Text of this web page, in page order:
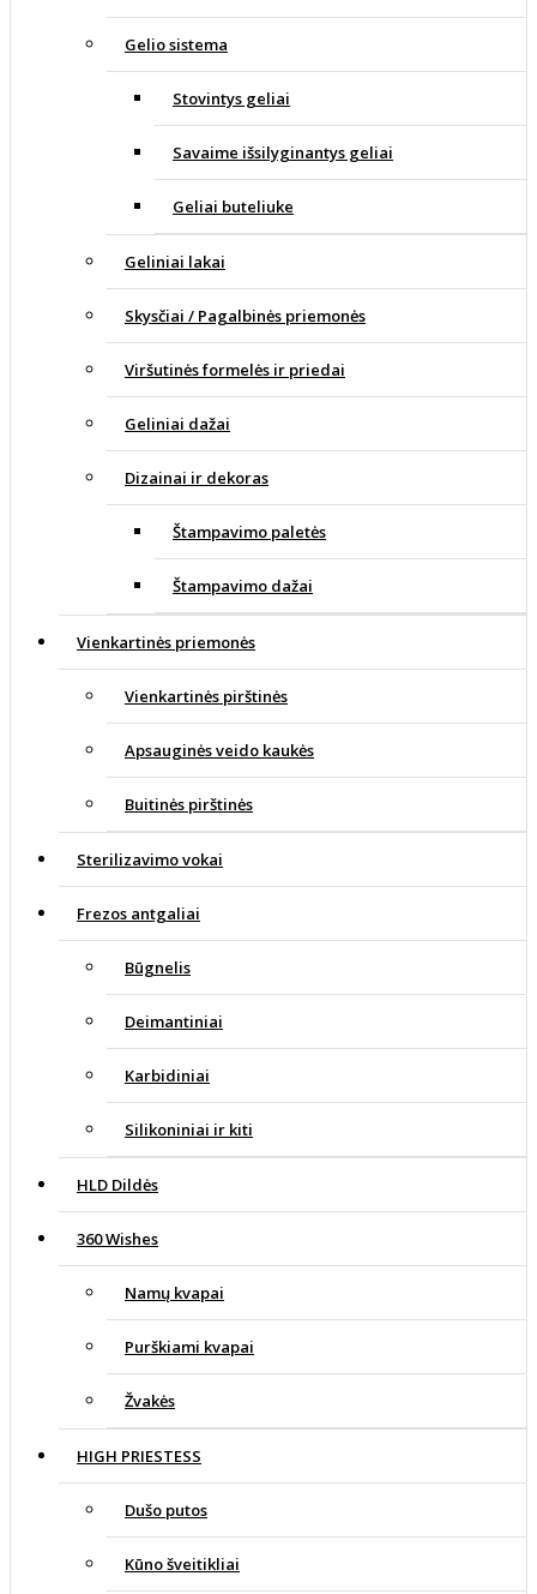
Gelio sistema
Stovintys geliai
Savaime išsilyginantys geliai
Geliai buteliuke
Geliniai lakai
Skysčiai / Pagalbinės priemonės
Viršutinės formelės ir priedai
Geliniai dažai
Dizainai ir dekoras
Štampavimo paletės
Štampavimo dažai
Vienkartinės priemonės
Vienkartinės pirštinės
Apsauginės veido kaukės
Buitinės pirštinės
Sterilizavimo vokai
Frezos antgaliai
Būgnelis
Deimantiniai
Karbidiniai
Silikoniniai ir kiti
HLD Dildės
360 Wishes
Namų kvapai
Purškiami kvapai
Žvakės
HIGH PRIESTESS
Dušo putos
Kūno šveitikliai